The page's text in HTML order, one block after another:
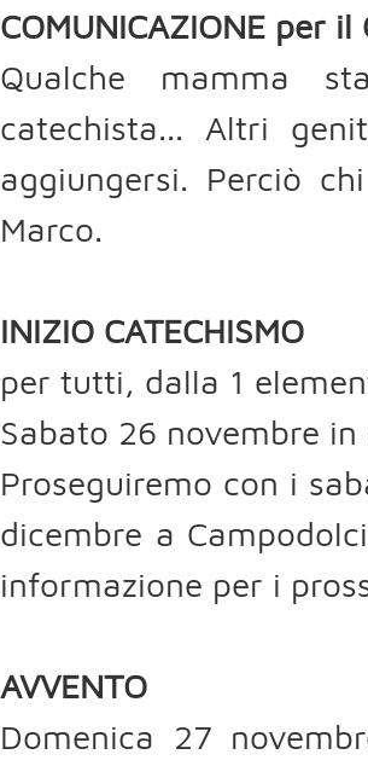
COMUNICAZIONE per il
Qualche mamma
catechista... Altri
aggiungersi. Perciò
Marco.
INIZIO CATECHISMO
per tutti, dalla 1
Sabato 26 novembre
Proseguiremo con i
dicembre a
informazione per i
AVVENTO
Domenica 27